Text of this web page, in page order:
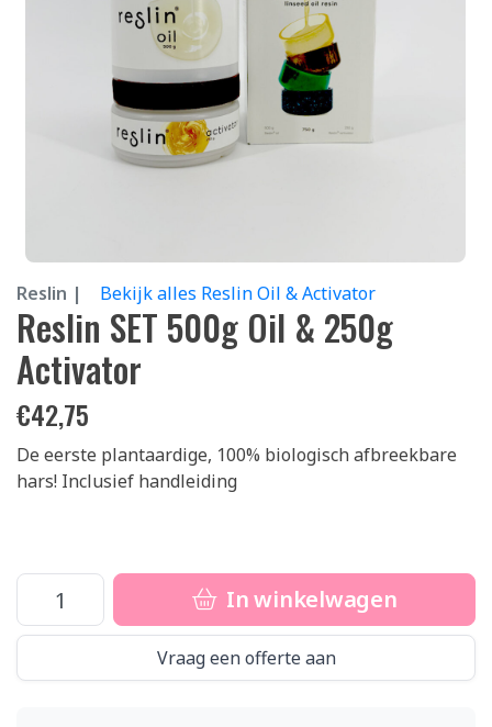
Reslin | Bekijk alles Reslin Oil & Activator
Reslin SET 500g Oil & 250g
Activator
€42,75
De eerste plantaardige, 100% biologisch afbreekbare
hars! Inclusief handleiding
In winkelwagen
Vraag een offerte aan